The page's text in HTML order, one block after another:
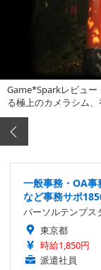
Game*Sparkレビュ
る極上のカメラシム
一般事務・OA
など事務サポ
パーソルテンプス
東京都
時給1,850円
派遣社員